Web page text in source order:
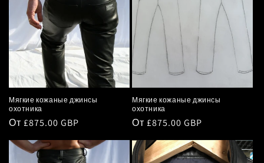
и
я
:
Мягкие кожаные джинсы
охотника
Обычная
От £875.00 GBP
Мягкие кожаные джинсы
охотника
Обычная
От £875.00 GBP